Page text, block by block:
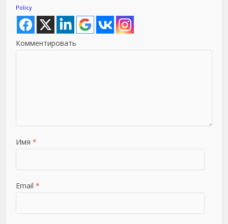
Policy
Комментировать
Имя *
Email *